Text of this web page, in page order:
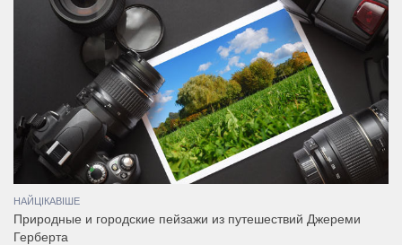
НАЙЦІКАВІШЕ
Природные и городские пейзажи из путешествий Джереми
Герберта